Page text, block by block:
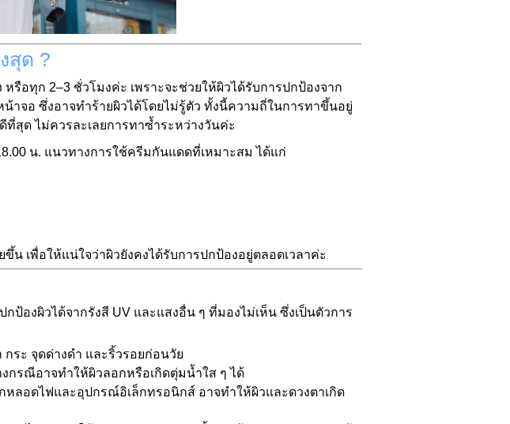
สุด ?
อทุก 2–3 ชั่วโมงค่ะ เพราะจะช่วยให้ผิวได้รับการปกป้องจาก
าจอ ซึ่งอาจทำร้ายผิวได้โดยไม่รู้ตัว ทั้งนี้ความถี่ในการทาขึ้นอยู่
สุด ไม่ควรละเลยการทาซ้ำระหว่างวันค่ะ
น. แนวทางการใช้ครีมกันแดดที่เหมาะสม ได้แก่
เพื่อให้แน่ใจว่าผิวยังคงได้รับการปกป้องอยู่ตลอดเวลาค่ะ
องผิวได้จากรังสี UV และแสงอื่น ๆ ที่มองไม่เห็น ซึ่งเป็นตัวการ
ระ จุดด่างดำ และริ้วรอยก่อนวัย
รณีอาจทำให้ผิวลอกหรือเกิดตุ่มน้ำใส ๆ ได้
ลอดไฟและอุปกรณ์อิเล็กทรอนิกส์ อาจทำให้ผิวและดวงตาเกิด